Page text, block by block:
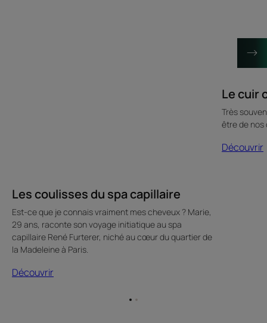
Les coulisses du spa capillaire
Est-ce que je connais vraiment mes cheveux ? Marie,
29 ans, raconte son voyage initiatique au spa
capillaire René Furterer, niché au cœur du quartier de
la Madeleine à Paris.
Découvrir
Le cuir
Très
être de
Découvrir
AllerAller